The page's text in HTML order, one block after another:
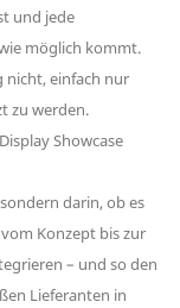
und jede
möglich kommt.
nicht, einfach nur
zu werden.
darin, ob es
Konzept bis zur
– und so den
Lieferanten in